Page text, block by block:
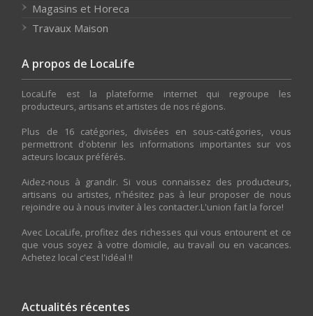
Magasins et Horeca
Travaux Maison
A propos de LocaLife
LocaLife est la plateforme internet qui regroupe les
producteurs, artisans et artistes de nos régions.
Plus de 16 catégories, divisées en sous-catégories, vous
permettront d'obtenir les informations importantes sur vos
acteurs locaux préférés.
Aidez-nous à grandir. Si vous connaissez des producteurs,
artisans ou artistes, n'hésitez pas à leur proposer de nous
rejoindre ou à nous inviter à les contacter.L'union fait la force!
Avec LocaLife, profitez des richesses qui vous entourent et ce
que vous soyez à votre domicile, au travail ou en vacances.
Achetez local c'est l'idéal !!
Actualités récentes